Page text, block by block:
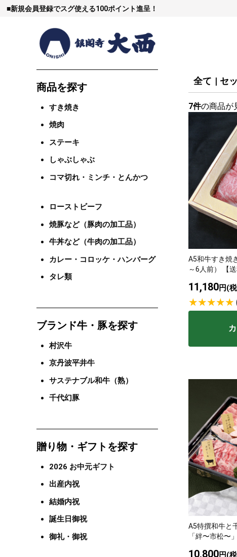
■新規会員登録でスグ使える100ポイント進呈！
すき焼き
しゃぶしゃ
焼豚など（豚肉の
サステナブル・和
全て | セ
7件の商品が
A5和牛すき焼
～6人前） 【送
11,180円(
A5特撰和牛と
「絆〜市松〜
10,800円(
商品を探す
すき焼き
焼肉
ステーキ
しゃぶしゃぶ
コマ切れ・ミンチ・とんかつ
ローストビーフ
焼豚など（豚肉の加工品）
牛丼など（牛肉の加工品）
カレー・コロッケ・ハンバーグ
タレ類
ブランド牛・豚を探す
村沢牛
京丹波平井牛
サステナブル和牛（熟）
千代幻豚
贈り物・ギフトを探す
2026 お中元ギフト
出産内祝
結婚内祝
誕生日御祝
御礼・御祝